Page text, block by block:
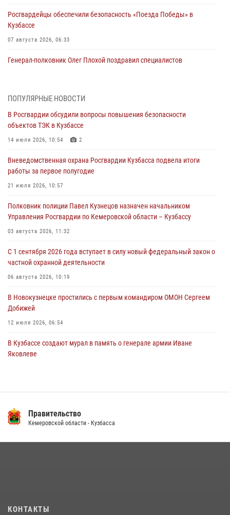
Росгвардейцы обеспечили безопасность «Поезда Победы» в
Кузбассе
07 августа 2026, 06:33
Генерал-полковник Олег Плохой поздравил специалистов
07 августа 2026, 05:32
С 1 сентября 2026 года вступает в силу новый федеральный закон о
частной охранной деятельности
06 августа 2026, 10:19
Росгвардейцы задержали предполагаемого виновника причинения
ножевого ранения кемеровчанину
06 августа 2026, 09:18
Росгвардейцы задержали мужчину, повредившего имущество
горожанки
06 августа 2026, 08:17
Росгвардейцы пресекли противоправные действия и защитили
новокузнечанку от агрессивного знакомого
06 августа 2026, 07:16
ПОПУЛЯРНЫЕ НОВОСТИ
В Росгвардии обсудили вопросы повышения безопасности
объектов ТЭК в Кузбассе
14 июля 2026, 10:54 2
Вневедомственная охрана Росгвардии Кузбасса подвела итоги
работы за первое полугодие
21 июля 2026, 10:57
Полковник полиции Павел Кузнецов назначен начальником
Управления Росгвардии по Кемеровской области – Кузбассу
03 августа 2026, 11:32
С 1 сентября 2026 года вступает в силу новый федеральный закон о
частной охранной деятельности
06 августа 2026, 10:19
В Новокузнецке простились с первым командиром ОМОН Сергеем
Добижей
12 июля 2026, 06:54
В Кузбассе создают мурал в память о генерале армии Иване
Яковлеве
14 июля 2026, 08:52 1
20 июля 2026, 10:54
Правительство
Кемеровской области - Кузбасса
КОНТАКТЫ